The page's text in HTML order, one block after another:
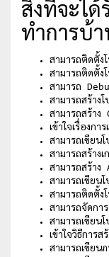
สิ่งที่จะได้
ทำการบ้
สามารถติดตั้
สามารถติดตั้ง
สามารถ
สามารถสร้าง
สามารถสร้า
เข้าใจเรื่องก
สามารถเขียน
สามารถสร้าง
สามารถสร้า
สามารถเขียน
สามารถติดตั้ง
สามารถจัดก
สามารถเขีย
เข้าใจวิธีการส
สามารถเขียน